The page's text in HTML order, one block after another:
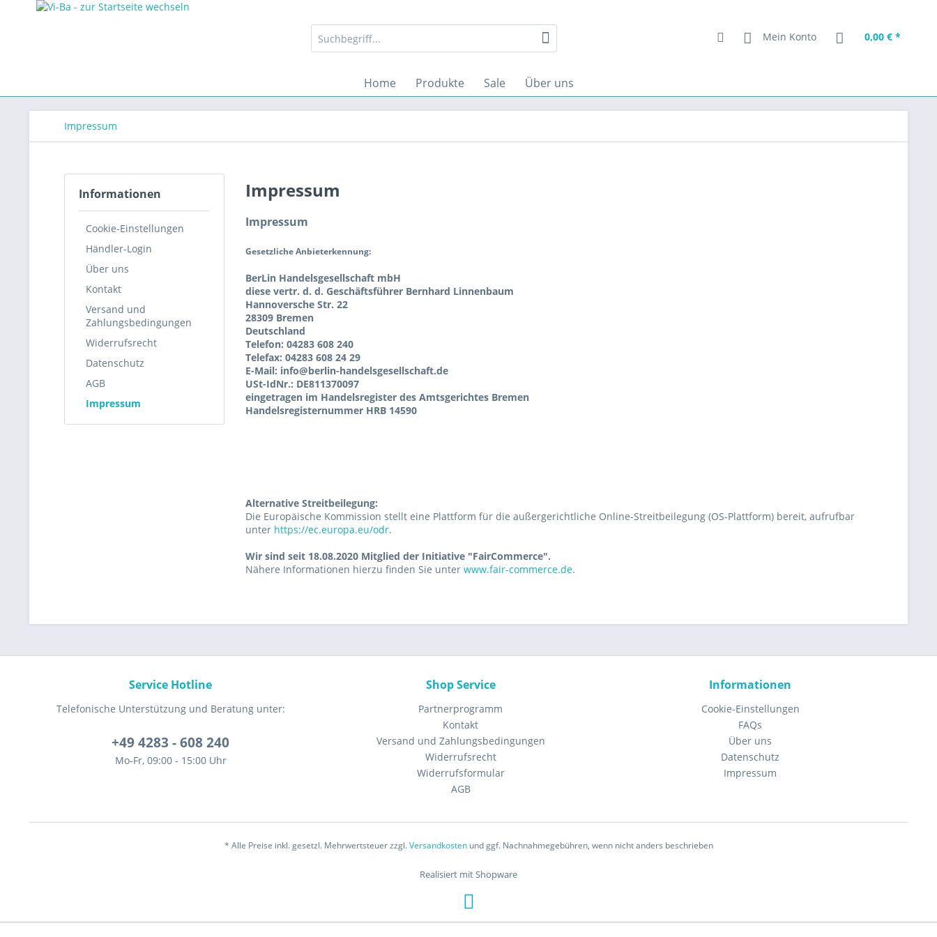
Mein Konto 0,00 € *
Home Produkte Sale Über uns
Impressum
Informationen
Cookie-Einstellungen
Händler-Login
Über uns
Kontakt
Versand und
Zahlungsbedingungen
Widerrufsrecht
Datenschutz
AGB
Impressum
Impressum
Impressum
Gesetzliche Anbieterkennung:
BerLin Handelsgesellschaft mbH
diese vertr. d. d. Geschäftsführer Bernhard Linnenbaum
Hannoversche Str. 22
28309 Bremen
Deutschland
Telefon: 04283 608 240
Telefax: 04283 608 24 29
E-Mail: info@berlin-handelsgesellschaft.de
USt-IdNr.: DE811370097
eingetragen im Handelsregister des Amtsgerichtes Bremen
Handelsregisternummer HRB 14590
Alternative Streitbeilegung:
Die Europäische Kommission stellt eine Plattform für die außergerichtliche Online-Streitbeilegung (OS-Plattform) bereit, aufrufbar
unter https://ec.europa.eu/odr.
Wir sind seit 18.08.2020 Mitglied der Initiative "FairCommerce".
Nähere Informationen hierzu finden Sie unter www.fair-commerce.de.
Service Hotline
Telefonische Unterstützung und Beratung unter:
+49 4283 - 608 240
Mo-Fr, 09:00 - 15:00 Uhr
Shop Service
Partnerprogramm
Kontakt
Versand und Zahlungsbedingungen
Widerrufsrecht
Widerrufsformular
AGB
Informationen
Cookie-Einstellungen
FAQs
Über uns
Datenschutz
Impressum
* Alle Preise inkl. gesetzl. Mehrwertsteuer zzgl.Versandkostenund ggf. Nachnahmegebühren, wenn nicht anders beschrieben
Realisiert mit Shopware